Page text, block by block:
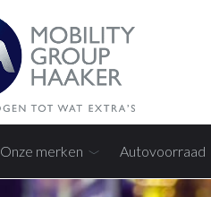
Onze merken Autovoorraad